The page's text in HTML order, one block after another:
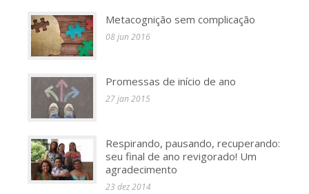
Metacognição sem complicação
08 jun 2016
Promessas de início de ano
27 jan 2015
Respirando, pausando, recuperando:
seu final de ano revigorado! Um
agradecimento
23 dez 2014